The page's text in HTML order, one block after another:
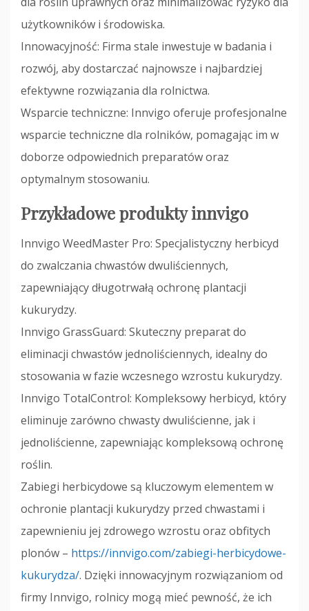
użytkowników i środowiska.
Innowacyjność: Firma stale inwestuje w badania i
rozwój, aby dostarczać najnowsze i najbardziej
efektywne rozwiązania dla rolnictwa.
Wsparcie techniczne: Innvigo oferuje profesjonalne
wsparcie techniczne dla rolników, pomagając im w
doborze odpowiednich preparatów oraz
optymalnym stosowaniu.
Przykładowe produkty innvigo
Innvigo WeedMaster Pro: Specjalistyczny herbicyd
do zwalczania chwastów dwuliściennych,
zapewniający długotrwałą ochronę plantacji
kukurydzy.
Innvigo GrassGuard: Skuteczny preparat do
eliminacji chwastów jednoliściennych, idealny do
stosowania w fazie wczesnego wzrostu kukurydzy.
Innvigo TotalControl: Kompleksowy herbicyd, który
eliminuje zarówno chwasty dwuliścienne, jak i
jednoliścienne, zapewniając kompleksową ochronę
roślin.
Zabiegi herbicydowe są kluczowym elementem w
ochronie plantacji kukurydzy przed chwastami i
zapewnieniu jej zdrowego wzrostu oraz obfitych
plonów – https://innvigo.com/zabiegi-herbicydowe-
kukurydza/. Dzięki innowacyjnym rozwiązaniom od
firmy Innvigo, rolnicy mogą mieć pewność, że ich